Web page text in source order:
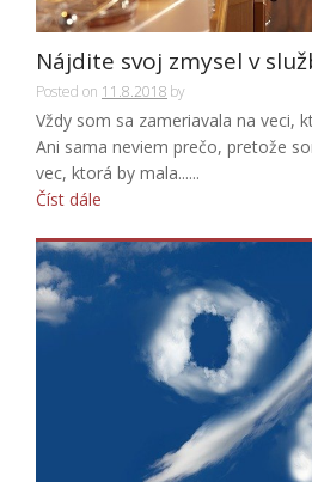
Nájdite svoj zmysel v
Posted on 11.8.2018 by
Vždy som sa zameriavala na veci,
Ani sama neviem prečo, pretože
vec, ktorá by mala......
Číst dále